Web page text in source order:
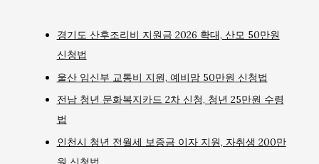
경기도 산후조리비 지원금 2026 확대, 산모 50만원
신청법
울산 임신부 교통비 지원, 예비맘 50만원 신청법
전남 청년 문화복지카드 2차 신청, 청년 25만원 수령
법
인천시 청년 전월세 보증금 이자 지원, 자취생 200만